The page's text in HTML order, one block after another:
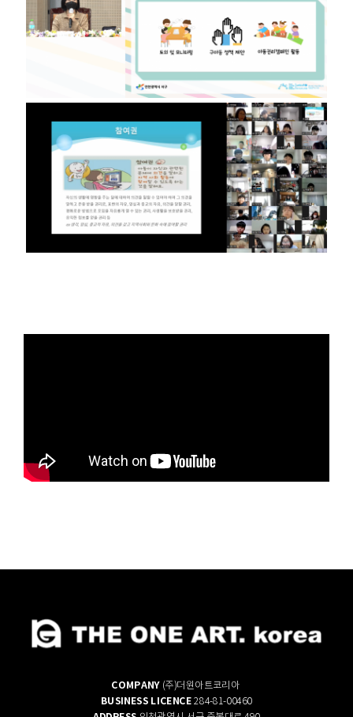
COMPANY(주)더원아트코리아
BUSINESS LICENCE284-81-00460